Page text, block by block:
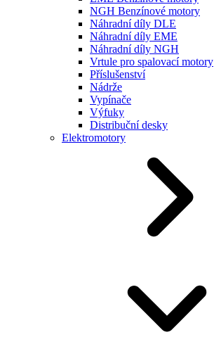
NGH Benzínové motory
Náhradní díly DLE
Náhradní díly EME
Náhradní díly NGH
Vrtule pro spalovací motory
Příslušenství
Nádrže
Vypínače
Výfuky
Distribuční desky
Elektromotory